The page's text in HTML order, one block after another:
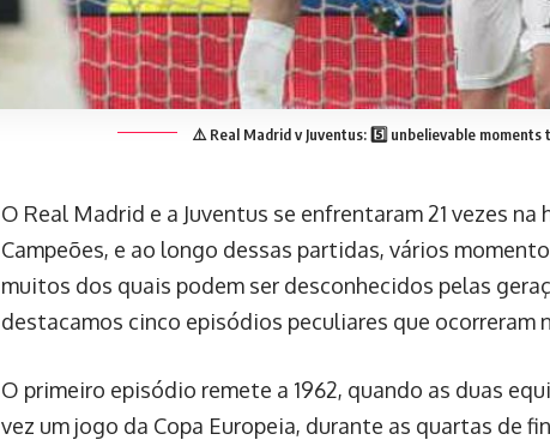
⚠️ Real Madrid v Juventus: 5️⃣ unbelievable moments
O Real Madrid e a Juventus se enfrentaram 21 vezes
Campeões, e ao longo dessas partidas, vários
muitos dos quais podem ser desconhecidos pelas
destacamos cinco episódios peculiares que ocorreram
O primeiro episódio remete a 1962, quando as duas
vez um jogo da Copa Europeia, durante as quartas de